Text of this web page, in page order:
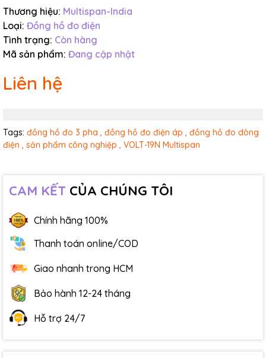
Thương hiệu: Multispan-India
Loại: Đồng hồ đo điện
Tình trạng: Còn hàng
Mã sản phẩm: Đang cập nhật
Liên hệ
Tags: đồng hồ đo 3 pha , đồng hồ đo điện áp , đồng hồ đo dòng
điện , sản phẩm công nghiệp , VOLT-19N Multispan
CAM KẾT CỦA CHÚNG TÔI
Chính hãng 100%
Thanh toán online/COD
Giao nhanh trong HCM
Bảo hành 12-24 tháng
Hỗ trợ 24/7